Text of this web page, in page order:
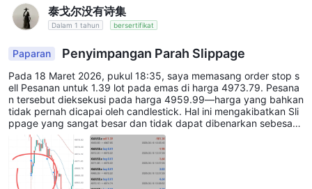
泰戈尔没有诗集
Dalam 1 tahun bersertifikat
Paparan Penyimpangan Parah Slippage
Pada 18 Maret 2026, pukul 18:35, saya memasang order stop s
ell Pesanan untuk 1.39 lot pada emas di harga 4973.79. Pesana
n tersebut dieksekusi pada harga 4959.99—harga yang bahkan
tidak pernah dicapai oleh candlestick. Hal ini mengakibatkan Sli
ppage yang sangat besar dan tidak dapat dibenarkan sebesar 1
3.79 pip. Meskipun beberapa Slippage dapat dimengerti, 13 pip
adalah keterlaluan dan merupakan skema terang-terangan untu
k mencuri dari klien. Dalam waktu 2 detik, harga kembali ke 496
7, tetapi akun saya langsung dilikuidasi. Platform ini adalah Peni
puan—jauhi!